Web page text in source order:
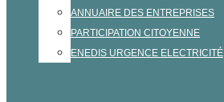
ANNUAIRE DES ENTREPRISES
PARTICIPATION CITOYENNE
ENEDIS URGENCE ELECTRICITÉ